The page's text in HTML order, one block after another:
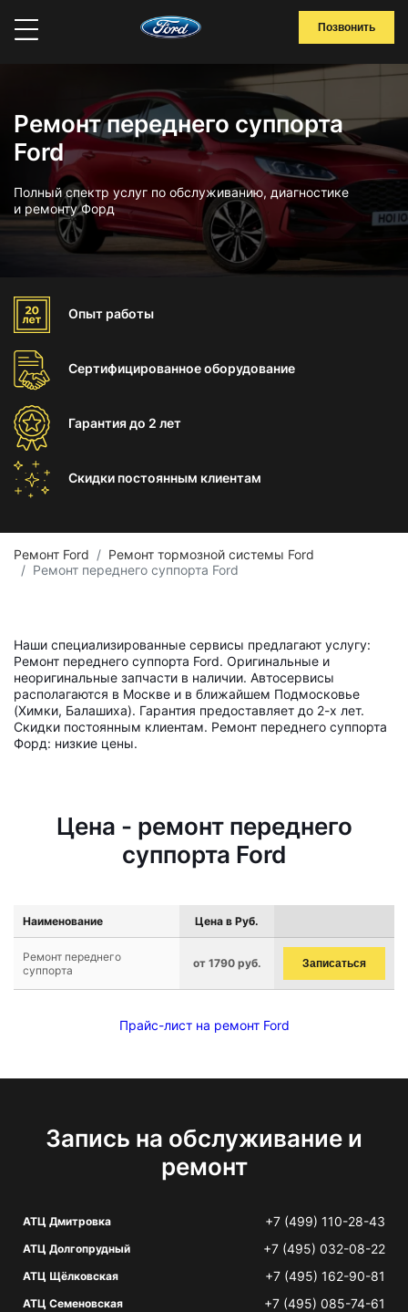
Позвонить
Ремонт переднего суппорта
Ford
Полный спектр услуг по обслуживанию, диагностике
и ремонту Форд
Опыт работы
Сертифицированноеоборудование
Гарантиядо 2 лет
Скидки постоянным клиентам
Ремонт Ford
Ремонт тормозной системы Ford
Ремонт переднего суппорта Ford
Наши специализированные сервисы предлагают услугу:
Ремонт переднего суппорта Ford. Оригинальные и
неоригинальные запчасти в наличии. Автосервисы
располагаются в Москве и в ближайшем Подмосковье
(Химки, Балашиха). Гарантия предоставляет до 2-х лет.
Скидки постоянным клиентам. Ремонт переднего суппорта
Форд: низкие цены.
Цена - ремонт переднего
суппорта Ford
Наименование Цена в Руб.
Ремонт переднего
суппорта
от 1790 руб. Записаться
Прайс-лист на ремонт Ford
Запись на обслуживание и
ремонт
АТЦ Дмитровка +7 (499) 110-28-43
АТЦ Долгопрудный +7 (495) 032-08-22
АТЦ Щёлковская +7 (495) 162-90-81
АТЦ Семеновская +7 (495) 085-74-61